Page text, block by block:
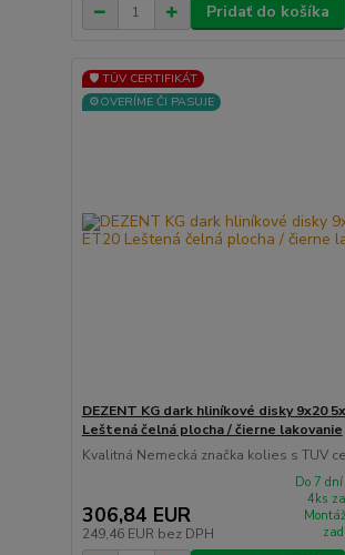
Pridať do košíka
🛡️ TÜV CERTIFIKÁT
⚙️OVERÍME ČI PASUJE
DEZENT KG dark hliníkové disky 9x20
Leštená čelná plocha / čierne lakovanie
Kvalitná Nemecká značka kolies s TUV
306,84 EUR
249,46 EUR bez DPH
Do 7
4ks